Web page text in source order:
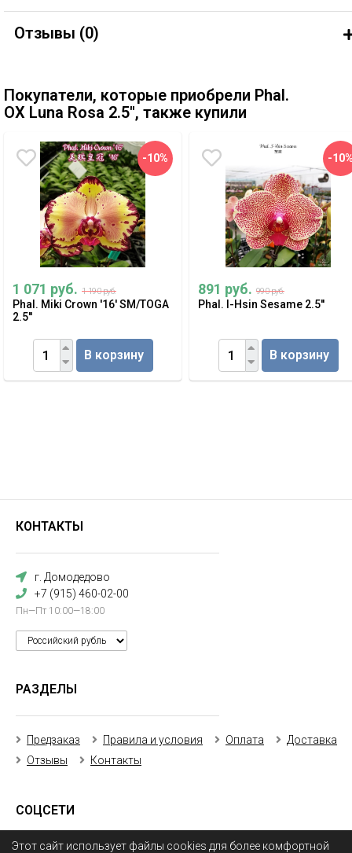
Этот сайт использует файлы cookies для более комфортной
Отзывы (0)
Покупатели, которые приобрели Phal.
OX Luna Rosa 2.5'', также купили
-10%
1 071 руб. 1 190 руб.
Phal. Miki Crown '16' SM/TOGA
2.5''
В корзину
-
891 руб. 990 руб.
Phal. I-Hsin Sesame 2.5''
В корзину
КОНТАКТЫ
г. Домодедово
+7 (915) 460-02-00
Пн—Пт 10:00—18:00
РАЗДЕЛЫ
Предзаказ Правила и условия Оплата
Доставка
Отзывы
Контакты
СОЦСЕТИ